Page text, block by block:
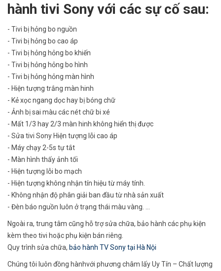
hành tivi Sony với các sự cố sau:
- Tivi bị hỏng bo nguồn
- Tivi bị hỏng bo cao áp
- Tivi bị hỏng hỏng bo khiến
- Tivi bị hỏng hỏng bo hình
- Tivi bị hỏng hỏng màn hình
- Hiện tượng trắng màn hinh
- Kẻ xọc ngang dọc hay bị bóng chữ
- Ảnh bị sai màu các nét chữ bi xé
- Mất 1/3 hay 2/3 màn hinh không hiển thị được
- Sửa tivi Sony Hiện tượng lỗi cao áp
- Máy chạy 2-5s tự tắt
- Màn hình thấy ảnh tối
- Hiện tượng lỗi bo mạch
- Hiện tượng không nhận tín hiệu từ máy tính.
- Không nhận độ phân giải ban đầu từ nhà sản xuất
- Đèn báo nguồn luôn ở trạng thái màu vàng. …
Ngoài ra, trung tâm cũng hỗ trợ sửa chữa, bảo hành các phụ kiện
kèm theo tivi hoặc phụ kiện bán riêng.
Quy trình sửa chữa, bảo hành TV Sony tại Hà Nội
Chúng tôi luôn đồng hànhvới phương châm lấy Uy Tín – Chất lượng